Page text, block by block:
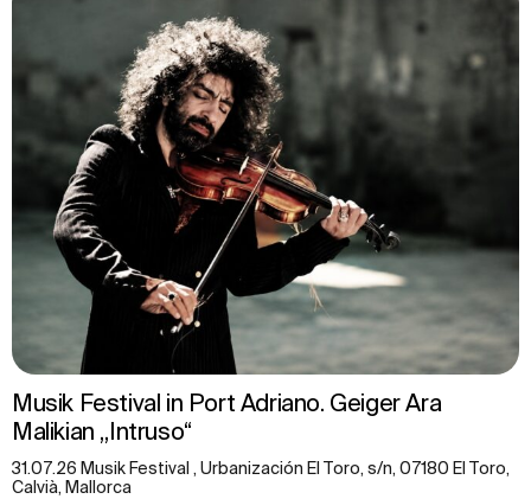
Musik Festival in Port Adriano. Geiger Ara
Malikian „Intruso“
31.07.26 Musik Festival , Urbanización El Toro, s/n, 07180 El Toro,
Calvià, Mallorca